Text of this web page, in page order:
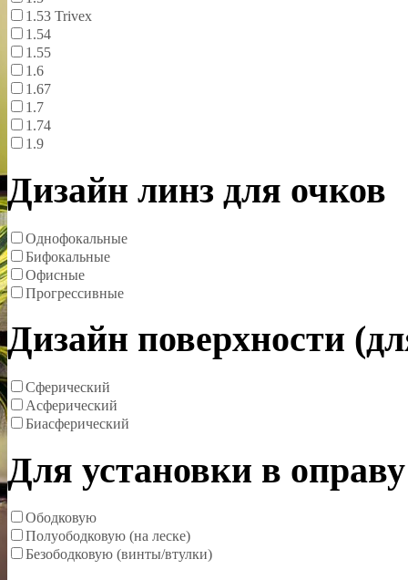
1.53 Trivex
1.54
1.55
1.6
1.67
1.7
1.74
1.9
Дизайн линз для очков
Однофокальные
Бифокальные
Офисные
Прогрессивные
Дизайн поверхности
Сферический
Асферический
Биасферический
Для установки в оправу
Ободковую
Полуободковую (на леске)
Безободковую (винты/втулки)